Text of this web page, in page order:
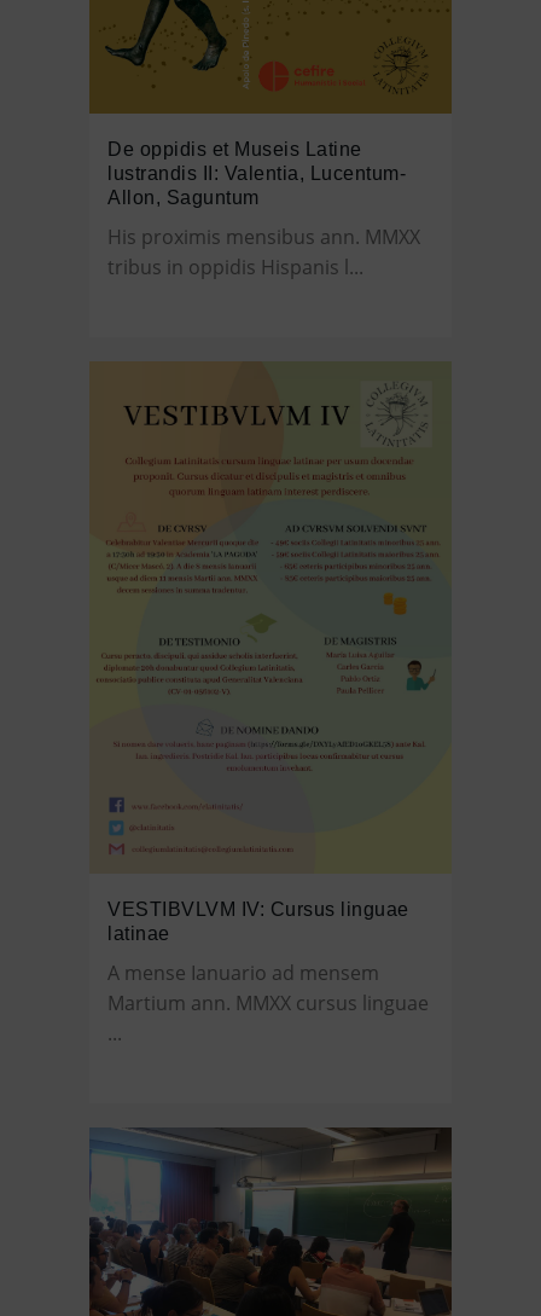
De oppidis et Museis Latine
lustrandis II: Valentia, Lucentum-
Allon, Saguntum
His proximis mensibus ann. MMXX
tribus in oppidis Hispanis l...
VESTIBVLVM IV: Cursus linguae
latinae
A mense Ianuario ad mensem
Martium ann. MMXX cursus linguae
...